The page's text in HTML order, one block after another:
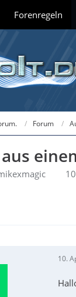
Forenregeln
Forum
aus
10.